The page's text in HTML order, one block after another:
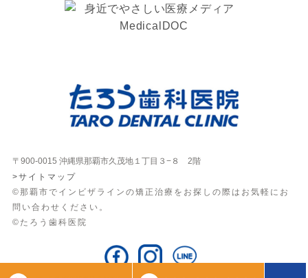
〒900-0015 沖縄県那覇市久茂地１丁目３−８ 2階
>サイトマップ
©那覇市でインビザラインの矯正治療をお探しの際はお気軽にお
問い合わせください。
©たろう歯科医院